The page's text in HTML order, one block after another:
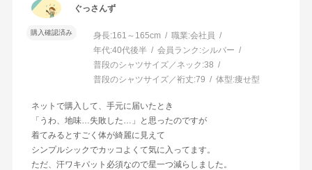
ぐっさんず
購入確認済み 身長:161～165cm 職業:会社員
年代:40代後半 会員ランク:シルバー
普段のシャツサイズ／ネック:38
普段のシャツサイズ／裄丈:79 体型:痩せ型
ネットで購入して、手元に届いたとき
「うわ、地味…失敗した…」と思ったのですが
着てみるとすごく体が綺麗に見えて
シンプルシックでカッコよくて気に入ってます。
ただ、汗ワキパット必須なので星一つ減らしました。